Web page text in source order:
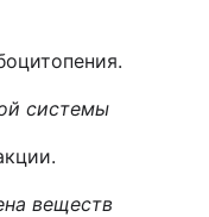
системы
веществ